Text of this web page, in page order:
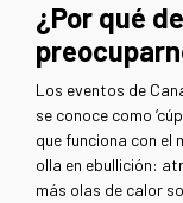
¿Por qué
Los eventos de
se conoce como
que funciona con el
olla en ebullición:
más olas de calor